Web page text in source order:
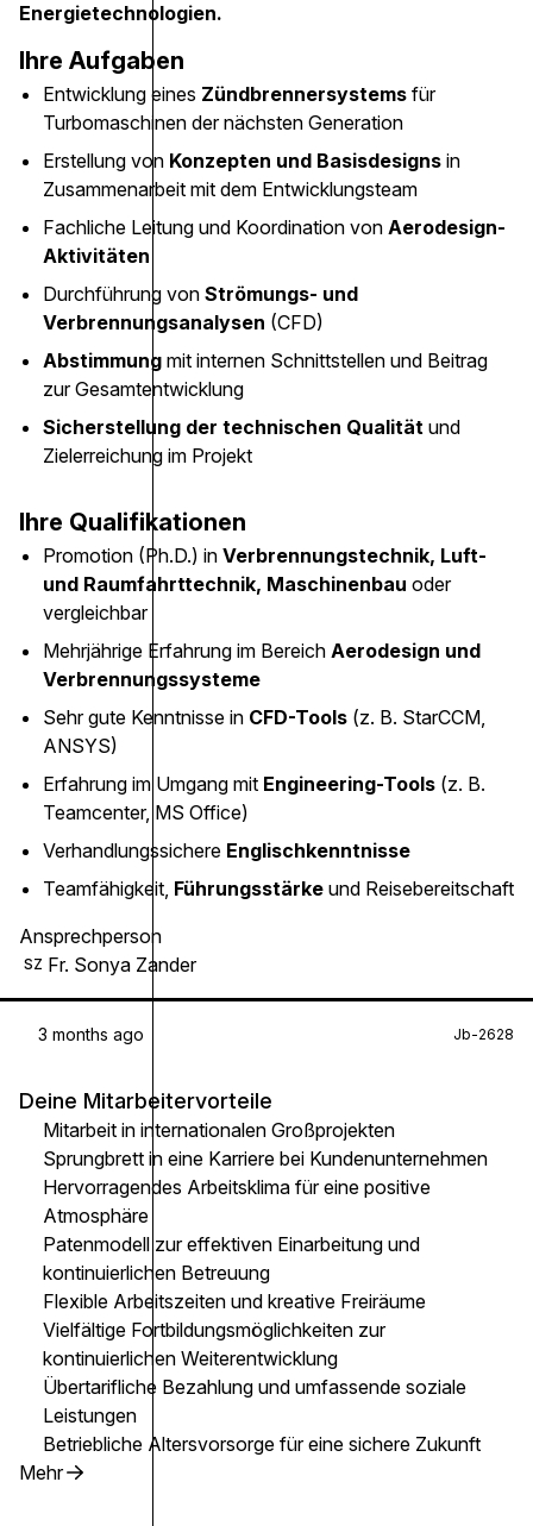
Energietechnologien.
Ihre Aufgaben
Entwicklung eines Zündbrennersystems für
Turbomaschinen der nächsten Generation
Erstellung von Konzepten und Basisdesigns in
Zusammenarbeit mit dem Entwicklungsteam
Fachliche Leitung und Koordination von Aerodesign-
Aktivitäten
Durchführung von Strömungs- und
Verbrennungsanalysen (CFD)
Abstimmung mit internen Schnittstellen und Beitrag
zur Gesamtentwicklung
Sicherstellung der technischen Qualität und
Zielerreichung im Projekt
Ihre Qualifikationen
Promotion (Ph.D.) in Verbrennungstechnik, Luft-
und Raumfahrttechnik, Maschinenbau oder
vergleichbar
Mehrjährige Erfahrung im Bereich Aerodesign und
Verbrennungssysteme
Sehr gute Kenntnisse in CFD-Tools (z. B. StarCCM,
ANSYS)
Erfahrung im Umgang mit Engineering-Tools (z. B.
Teamcenter, MS Office)
Verhandlungssichere Englischkenntnisse
Teamfähigkeit, Führungsstärke und Reisebereitschaft
Ansprechperson
SZ Fr. Sonya Zander
3 months ago Jb-2628
Deine Mitarbeitervorteile
Mitarbeit in internationalen Großprojekten
Sprungbrett in eine Karriere bei Kundenunternehmen
Hervorragendes Arbeitsklima für eine positive
Atmosphäre
Patenmodell zur effektiven Einarbeitung und
kontinuierlichen Betreuung
Flexible Arbeitszeiten und kreative Freiräume
Vielfältige Fortbildungsmöglichkeiten zur
kontinuierlichen Weiterentwicklung
Übertarifliche Bezahlung und umfassende soziale
Leistungen
Betriebliche Altersvorsorge für eine sichere Zukunft
Mehr